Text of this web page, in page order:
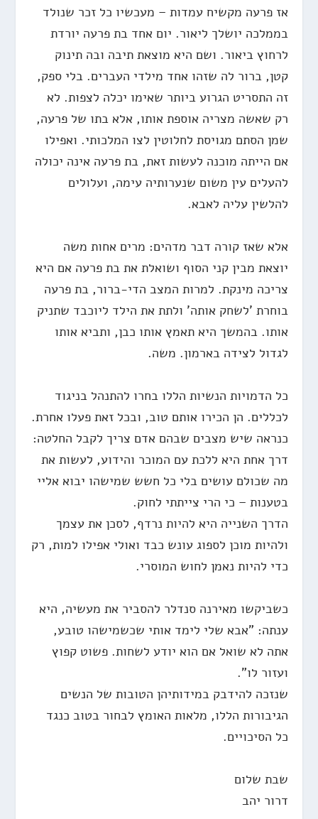
אז פרעה מקשיח עמדות – מעכשיו כל זכר שנולד
בממלכה יושלך ליאור. יום אחד בת פרעה יורדת
לרחוץ ביאור. ושם היא מוצאת תיבה ובה תינוק
קטן, ברור לה שזהו אחד מילדי העברים. בלי ספק,
זה התסריט הגרוע ביותר שאימו יכלה לצפות. לא
רק שאשה מצריה אוספת אותו, אלא בתו של פרעה,
שמן הסתם מגויסת לחלוטין לצו המלכותי. ואפילו
אם הייתה מוכנה לעשות זאת, בת פרעה אינה יכולה
להעלים עין משום שנערותיה עימה, ועלולים
להלשין עליה לאבא.
אלא שאז קורה דבר מדהים: מרים אחות משה
יוצאת מבין קני הסוף ושואלת את בת פרעה אם היא
צריכה מינקת. למרות המצב הדי-ברור, בת פרעה
בוחרת 'לשחק אותה' ולתת את הילד ליוכבד שתניק
אותו. בהמשך היא תאמץ אותו כבן, ותביא אותו
לגדול לצידה בארמון. משה.
כל הדמויות הנשיות הללו בחרו להתנהל בניגוד
לכללים. הן הכירו אותם טוב, ובכל זאת פעלו אחרת.
כנראה שיש מצבים שבהם אדם צריך לקבל החלטה:
דרך אחת היא ללכת עם המוכר והידוע, לעשות את
מה שכולם עושים בלי כל חשש שמישהו יבוא אליי
בטענות – כי הרי צייתתי לחוק.
הדרך השנייה היא להיות נרדף, לסכן את עצמך
ולהיות מוכן לספוג עונש כבד ואולי אפילו למות, רק
כדי להיות נאמן לחוש המוסרי.
כשביקשו מאירנה סנדלר להסביר את מעשיה, היא
ענתה: "אבא שלי לימד אותי שכשמישהו טובע,
אתה לא שואל אם הוא יודע לשחות. פשוט קפוץ
ועזור לו".
שנזכה להידבק במידותיהן הטובות של הנשים
הגיבורות הללו, מלאות האומץ לבחור בטוב כנגד
כל הסיכויים.
שבת שלום
דרור יהב